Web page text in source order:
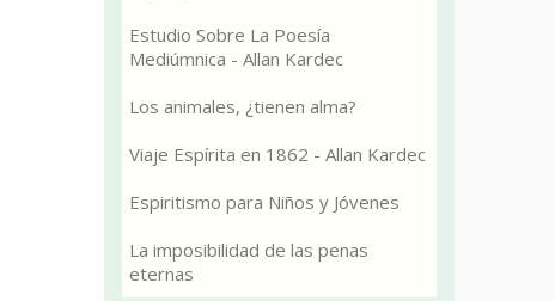
Estudio Sobre La Poesía
Mediúmnica - Allan Kardec
Los animales, ¿tienen alma?
Viaje Espírita en 1862 - Allan Kardec
Espiritismo para Niños y Jóvenes
La imposibilidad de las penas
eternas